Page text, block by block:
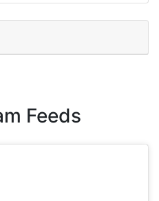
Feeds